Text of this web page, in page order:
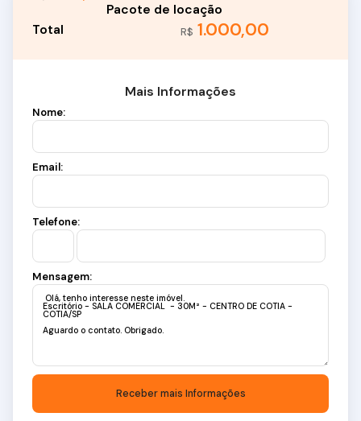
R$ 1.000,00
Mais Informações
Nome:
Email:
Telefone:
Mensagem: